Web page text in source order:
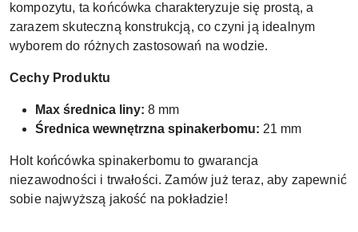
kompozytu, ta końcówka charakteryzuje się prostą, a
zarazem skuteczną konstrukcją, co czyni ją idealnym
wyborem do różnych zastosowań na wodzie.
Cechy Produktu
Max średnica liny: 8 mm
Średnica wewnętrzna spinakerbomu: 21 mm
Holt końcówka spinakerbomu to gwarancja
niezawodności i trwałości. Zamów już teraz, aby zapewnić
sobie najwyższą jakość na pokładzie!